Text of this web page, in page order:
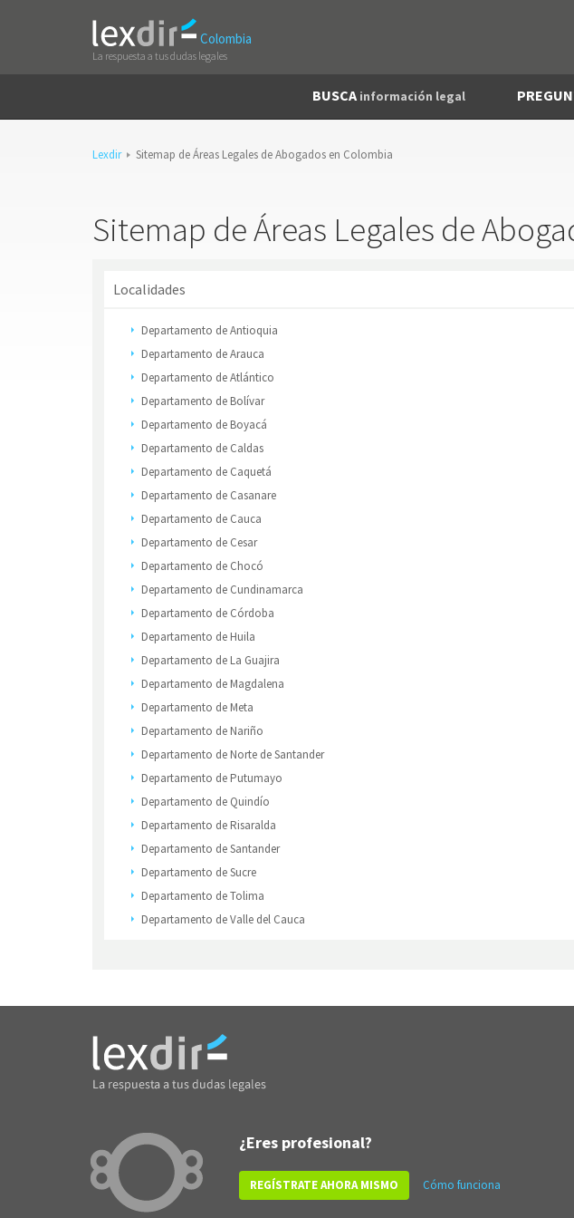
Colombia
La respuesta a tus dudas legales
BUSCA información legal
Lexdir Sitemap de Áreas Legales de Abogados en Colombia
Sitemap de Áreas Legales de
Localidades
Departamento de Antioquia
Departamento de Arauca
Departamento de Atlántico
Departamento de Bolívar
Departamento de Boyacá
Departamento de Caldas
Departamento de Caquetá
Departamento de Casanare
Departamento de Cauca
Departamento de Cesar
Departamento de Chocó
Departamento de Cundinamarca
Departamento de Córdoba
Departamento de Huila
Departamento de La Guajira
Departamento de Magdalena
Departamento de Meta
Departamento de Nariño
Departamento de Norte de Santander
Departamento de Putumayo
Departamento de Quindío
Departamento de Risaralda
Departamento de Santander
Departamento de Sucre
Departamento de Tolima
Departamento de Valle del Cauca
¿Eres profesional?
REGÍSTRATE AHORA MISMO Cómo funciona